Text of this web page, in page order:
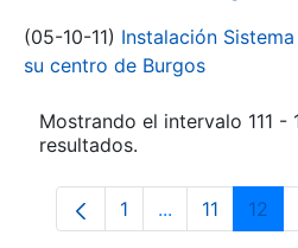
(05-10-11) Instalación
su centro de Burgos
Mostrando el intervalo 111 -
resultados.
Página
1 ...PáginasPágina
11 12